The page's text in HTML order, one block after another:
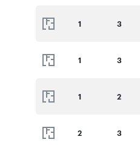
1 3
1 3
1 2
2 3